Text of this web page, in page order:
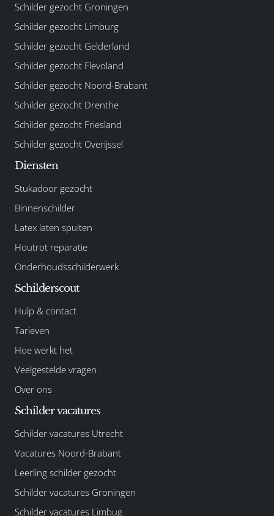
Schilder gezocht Groningen
Schilder gezocht Limburg
Schilder gezocht Gelderland
Schilder gezocht Flevoland
Schilder gezocht Noord-Brabant
Schilder gezocht Drenthe
Schilder gezocht Friesland
Schilder gezocht Overijssel
Diensten
Stukadoor gezocht
Binnenschilder
Latex laten spuiten
Houtrot reparatie
Onderhoudsschilderwerk
Schilderscout
Hulp & contact
Tarieven
Hoe werkt het
Veelgestelde vragen
Over ons
Schilder vacatures
Schilder vacatures Utrecht
Vacatures Noord-Brabant
Leerling schilder gezocht
Schilder vacatures Groningen
Schilder vacatures Limbug